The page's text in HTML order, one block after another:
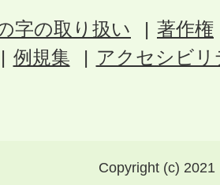
字の取り扱い
著作権
例規集
アクセシビ
Copyright (c)